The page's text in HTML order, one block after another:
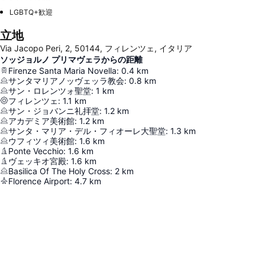
LGBTQ+歓迎
立地
Via Jacopo Peri, 2, 50144, フィレンツェ, イタリア
ソッジョルノ プリマヴェラからの距離
Firenze Santa Maria Novella: 0.4 km
サンタマリアノッヴェッラ教会: 0.8 km
サン・ロレンツォ聖堂: 1 km
フィレンツェ : 1.1 km
サン・ジョバンニ礼拝堂: 1.2 km
アカデミア美術館: 1.2 km
サンタ・マリア・デル・フィオーレ大聖堂: 1.3 km
ウフィツィ美術館: 1.6 km
Ponte Vecchio: 1.6 km
ヴェッキオ宮殿: 1.6 km
Basilica Of The Holy Cross: 2 km
Florence Airport: 4.7 km